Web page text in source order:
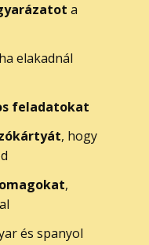
a
elakadnál
feladatokat
, hogy
,
és spanyol